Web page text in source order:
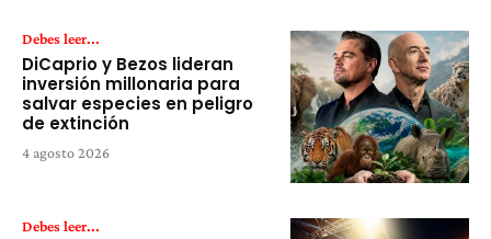
Debes leer...
DiCaprio y Bezos lideran
inversión millonaria para
salvar especies en peligro
de extinción
4 agosto 2026
Debes leer...